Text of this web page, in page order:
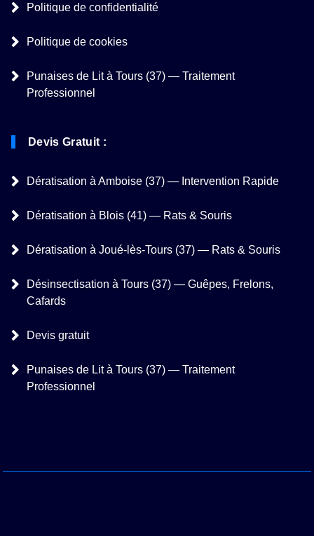
Politique de confidentialité
Politique de cookies
Punaises de Lit à Tours (37) — Traitement
Professionnel
Devis Gratuit :
Dératisation à Amboise (37) — Intervention Rapide
Dératisation à Blois (41) — Rats & Souris
Dératisation à Joué-lès-Tours (37) — Rats & Souris
Désinsectisation à Tours (37) — Guêpes, Frelons,
Cafards
Devis gratuit
Punaises de Lit à Tours (37) — Traitement
Professionnel